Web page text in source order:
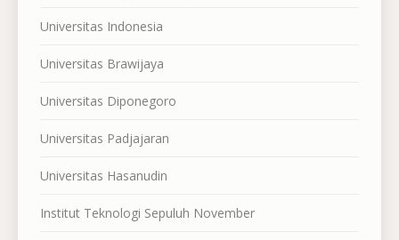
Universitas Indonesia
Universitas Brawijaya
Universitas Diponegoro
Universitas Padjajaran
Universitas Hasanudin
Institut Teknologi Sepuluh November